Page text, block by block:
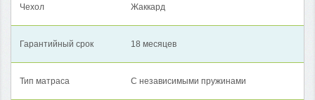
Чехол Жаккард
Гарантийный срок 18 месяцев
Тип матраса С независимыми пружинами